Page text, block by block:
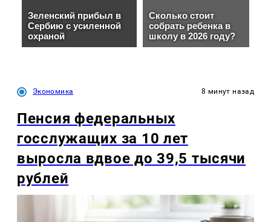
Экономика 8 минут назад
Пенсия федеральных
госслужащих за 10 лет
выросла вдвое до 39,5 тысячи
рублей